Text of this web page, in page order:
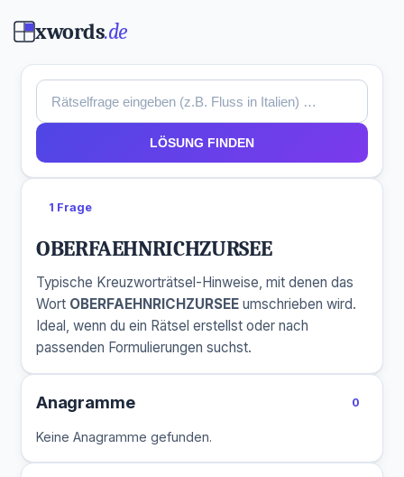
xwords.de
LÖSUNG FINDEN
1 Frage
OBERFAEHNRICHZURSEE
Typische Kreuzworträtsel-Hinweise, mit denen das
Wort OBERFAEHNRICHZURSEE umschrieben wird.
Ideal, wenn du ein Rätsel erstellst oder nach
passenden Formulierungen suchst.
Anagramme 0
Keine Anagramme gefunden.